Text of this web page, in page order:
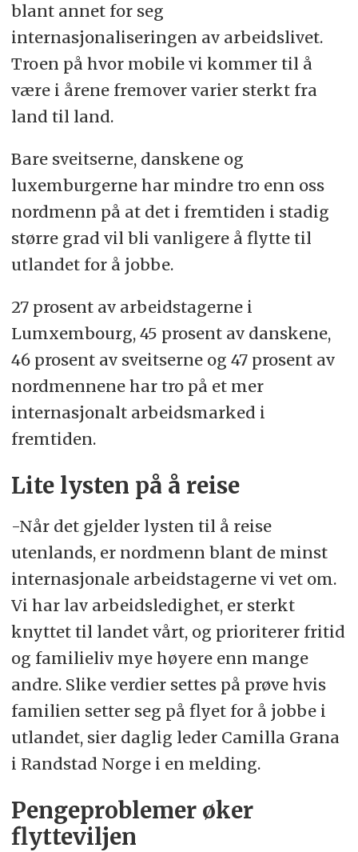
blant annet for seg
internasjonaliseringen av arbeidslivet.
Troen på hvor mobile vi kommer til å
være i årene fremover varier sterkt fra
land til land.
Bare sveitserne, danskene og
luxemburgerne har mindre tro enn oss
nordmenn på at det i fremtiden i stadig
større grad vil bli vanligere å flytte til
utlandet for å jobbe.
27 prosent av arbeidstagerne i
Lumxembourg, 45 prosent av danskene,
46 prosent av sveitserne og 47 prosent av
nordmennene har tro på et mer
internasjonalt arbeidsmarked i
fremtiden.
Lite lysten på å reise
-Når det gjelder lysten til å reise
utenlands, er nordmenn blant de minst
internasjonale arbeidstagerne vi vet om.
Vi har lav arbeidsledighet, er sterkt
knyttet til landet vårt, og prioriterer fritid
og familieliv mye høyere enn mange
andre. Slike verdier settes på prøve hvis
familien setter seg på flyet for å jobbe i
utlandet, sier daglig leder Camilla Grana
i Randstad Norge i en melding.
Pengeproblemer øker
flytteviljen